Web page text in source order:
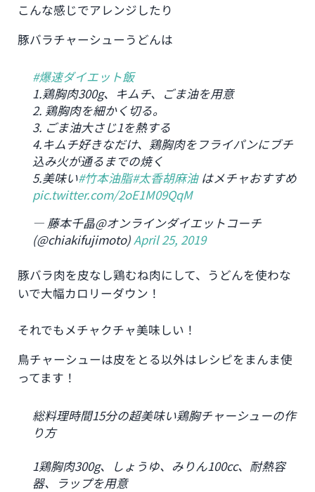
こんな感じでアレンジしたり
豚バラチャーシューうどんは
#爆速ダイエット飯
1.鶏胸肉300g、キムチ、ごま油を用意
2. 鶏胸肉を細かく切る。
3. ごま油大さじ1を熱する
4.キムチ好きなだけ、鶏胸肉をフライパンにブチ
込み火が通るまでの焼く
5.美味い#竹本油脂#太香胡麻油はメチャおすすめ
pic.twitter.com/2oE1M09QqM
— 藤本千晶@オンラインダイエットコーチ
(@chiakifujimoto)April 25, 2019
豚バラ肉を皮なし鶏むね肉にして、うどんを使わな
いで大幅カロリーダウン！
それでもメチャクチャ美味しい！
鳥チャーシューは皮をとる以外はレシピをまんま使
ってます！
総料理時間15分の超美味い鶏胸チャーシューの作
り方
1鶏胸肉300g、しょうゆ、みりん100cc、耐熱容
器、ラップを用意